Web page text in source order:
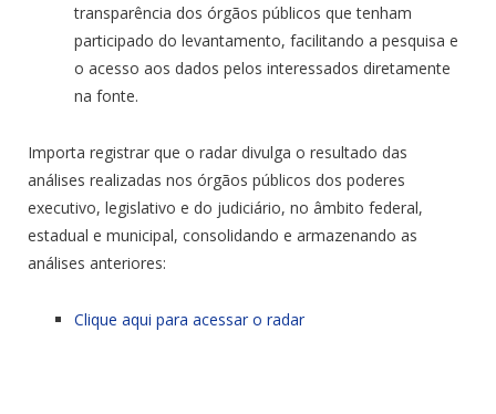
transparência dos órgãos públicos que tenham
participado do levantamento, facilitando a pesquisa e
o acesso aos dados pelos interessados diretamente
na fonte.
Importa registrar que o radar divulga o resultado das
análises realizadas nos órgãos públicos dos poderes
executivo, legislativo e do judiciário, no âmbito federal,
estadual e municipal, consolidando e armazenando as
análises anteriores:
Clique aqui para acessar o radar